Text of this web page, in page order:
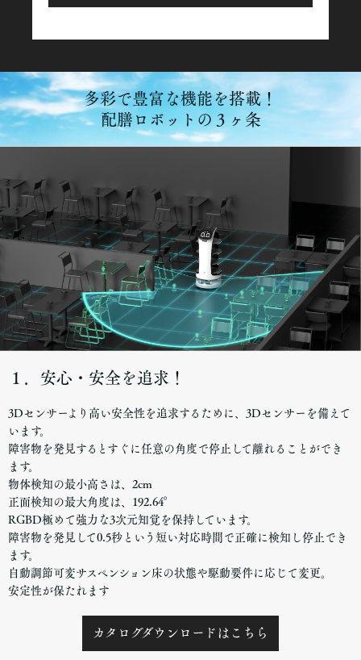
多彩で豊富な機能を搭載！
配膳ロボットの３ヶ条
１．安心・安全を追求！
3Dセンサーより高い安全性を追求するために、3Dセンサーを備えて
います。
障害物を発見するとすぐに任意の角度で停止して離れることができ
ます。
物体検知の最小高さは、2cm
正面検知の最大角度は、192.64°
RGBD極めて強力な3次元知覚を保持しています。
障害物を発見して0.5秒という短い対応時間で正確に検知し停止でき
ます。
自動調節可変サスペンション床の状態や駆動要件に応じて変更。
安定性が保たれます
カタログダウンロードはこちら